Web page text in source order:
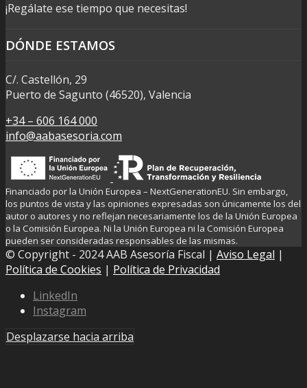
¡Regálate ese tiempo que necesitas!
DÓNDE ESTAMOS
C/. Castellón, 29
Puerto de Sagunto (46520), Valencia
+34 – 606 164 000
info@aabasesoria.com
Financiado por la Unión Europea – NextGenerationEU. Sin embargo,
los puntos de vista y las opiniones expresadas son únicamente los del
autor o autores y no reflejan necesariamente los de la Unión Europea
o la Comisión Europea. Ni la Unión Europea ni la Comisión Europea
pueden ser consideradas responsables de las mismas.
© Copyright - 2024 AAB Asesoría Fiscal | Aviso Legal |
Política de Cookies | Política de Privacidad
LinkedIn
Instagram
Desplazarse hacia arriba